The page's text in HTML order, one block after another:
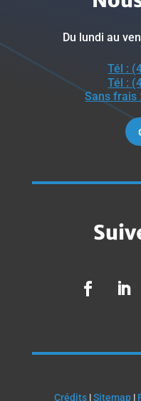
Du lundi au
Tél :
Tél :
Sans frais
Crédits|Sitemap|